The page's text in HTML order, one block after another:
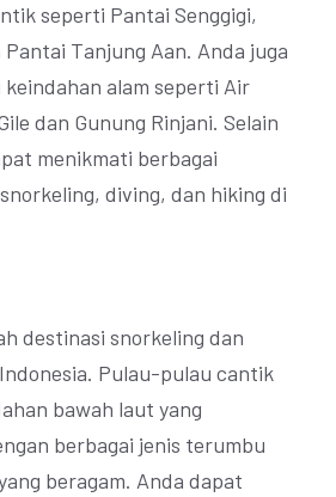
seperti Pantai Senggigi,
Tanjung Aan. Anda juga
alam seperti Air
dan Gunung Rinjani. Selain
menikmati berbagai
diving, dan hiking di
destinasi snorkeling dan
Pulau-pulau cantik
bawah laut yang
berbagai jenis terumbu
beragam. Anda dapat